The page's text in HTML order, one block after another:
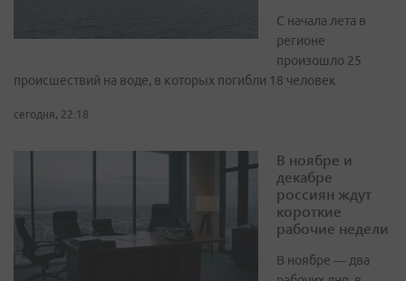
С начала лета в
регионе
произошло 25
происшествий на воде, в которых погибли 18 человек
сегодня, 22:18
В ноябре и
декабре
россиян ждут
короткие
рабочие недели
В ноябре — два